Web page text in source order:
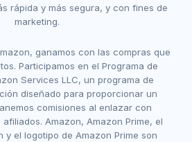
rápida y más segura, y con fines de
marketing.
ganamos con las compras que
Participamos en el Programa de
Services LLC, un programa de
diseñado para proporcionar un
comisiones al enlazar con
Amazon, Amazon Prime, el
y el logotipo de Amazon Prime son